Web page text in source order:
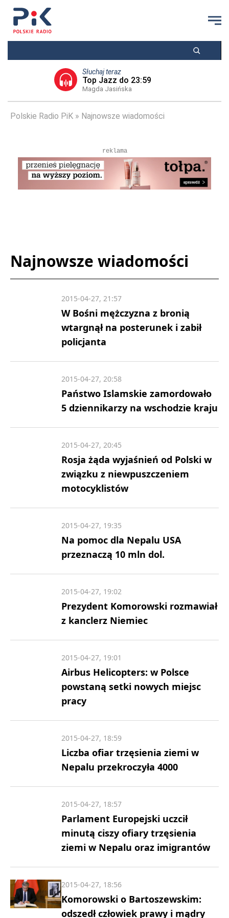
Słuchaj teraz
Top Jazz do 23:59
Magda Jasińska
Polskie Radio PiK Najnowsze wiadomości
reklama
Najnowsze wiadomości
W Bośni mężczyzna z bronią
wtargnął na posterunek i zabił
policjanta
2015-04-27, 21:57
Państwo Islamskie zamordowało
5 dziennikarzy na wschodzie kraju
2015-04-27, 20:58
Rosja żąda wyjaśnień od Polski w
związku z niewpuszczeniem
motocyklistów
2015-04-27, 20:45
Na pomoc dla Nepalu USA
przeznaczą 10 mln dol.
2015-04-27, 19:35
Prezydent Komorowski rozmawiał
z kanclerz Niemiec
2015-04-27, 19:02
Airbus Helicopters: w Polsce
powstaną setki nowych miejsc
pracy
2015-04-27, 19:01
Liczba ofiar trzęsienia ziemi w
Nepalu przekroczyła 4000
2015-04-27, 18:59
Parlament Europejski uczcił
minutą ciszy ofiary trzęsienia
ziemi w Nepalu oraz imigrantów
2015-04-27, 18:57
Komorowski o Bartoszewskim:
odszedł człowiek prawy i mądry
2015-04-27, 18:56